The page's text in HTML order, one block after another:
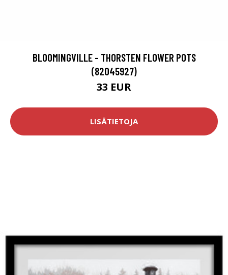
BLOOMINGVILLE - THORSTEN FLOWER POTS
(82045927)
33 EUR
LISÄTIETOJA